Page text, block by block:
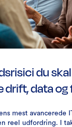
du
drift, data
mest avancerede
reel udfordring. I